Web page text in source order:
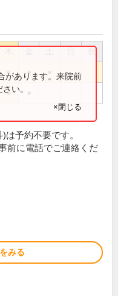
祝
● ●
●
があります。来院前
い。
×閉じる
は予約不要です。
前に電話でご連絡くだ
みる